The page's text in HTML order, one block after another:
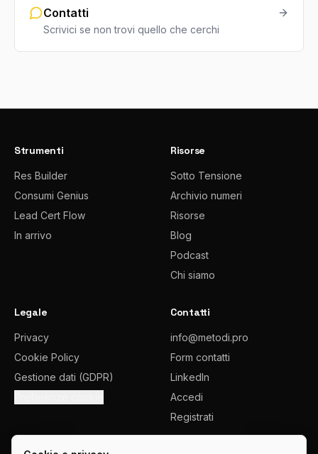
Contatti
Scrivici se non trovi quello che cerchi
Strumenti
Res Builder
Consumi Genius
Lead Cert Flow
In arrivo
Risorse
Sotto Tensione
Archivio numeri
Risorse
Blog
Podcast
Chi siamo
Legale
Privacy
Cookie Policy
Gestione dati (GDPR)
Contatti
info@metodi.pro
Form contatti
LinkedIn
Accedi
Registrati